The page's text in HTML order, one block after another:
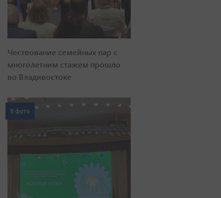
Чествование семейных пар с
многолетним стажем прошло
во Владивостоке
8 фото